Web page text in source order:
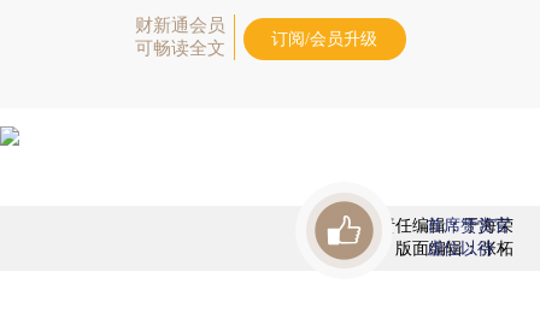
财新通会员
可畅读全文
订阅/会员升级
责任编辑：于海荣
版面编辑：张柘
首席赞赏官
虚位以待